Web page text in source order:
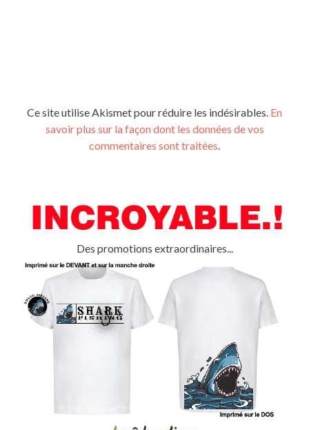
Ce site utilise Akismet pour réduire les indésirables. En
savoir plus sur la façon dont les données de vos
commentaires sont traitées.
Des promotions extraordinaires...